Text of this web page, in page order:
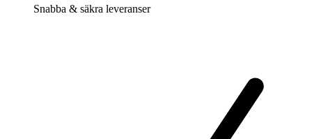
Snabba & säkra leveranser